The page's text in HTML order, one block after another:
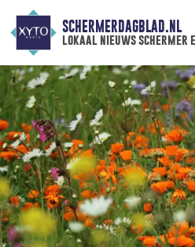
SCHERMERDAGBLAD.NL
lokaal nieuws schermer